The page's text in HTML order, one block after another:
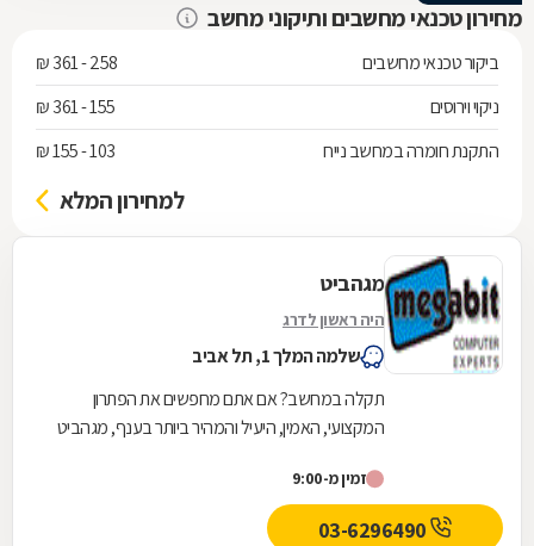
מחירון טכנאי מחשבים ותיקוני מחשב
ביקור טכנאי מחשבים
258 - 361 ₪
ניקוי וירוסים
155 - 361 ₪
התקנת חומרה במחשב נייח
103 - 155 ₪
למחירון המלא
מגהביט
היה ראשון לדרג
שלמה המלך 1, תל אביב
תקלה במחשב? אם אתם מחפשים את הפתרון
המקצועי, האמין, היעיל והמהיר ביותר בענף, מגהביט
לרשותכם קשת...
זמין מ-9:00
03-6296490